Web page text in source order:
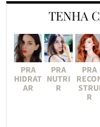
TENHA
PRA
HIDRAT
AR
PRA
NUTRI
R
PRA
STRUI
R